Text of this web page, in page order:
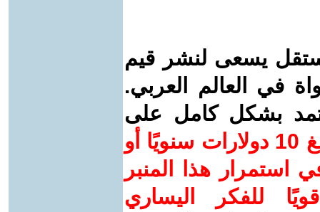
يسعى لنشر قيم
في العالم العربي.
بشكل كامل على
ساهم/ي معنا! بدعمكم بمبلغ 10 دولارات سنويًا أو
استمرار هذا المنبر
للفكر اليساري